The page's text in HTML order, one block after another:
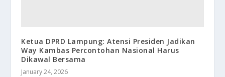
Ketua DPRD Lampung: Atensi Presiden Jadikan
Way Kambas Percontohan Nasional Harus
Dikawal Bersama
January 24, 2026